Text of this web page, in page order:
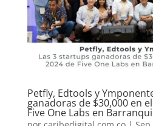
Petfly, Edtools y
ganadoras de $30,000 en
Five One Labs en